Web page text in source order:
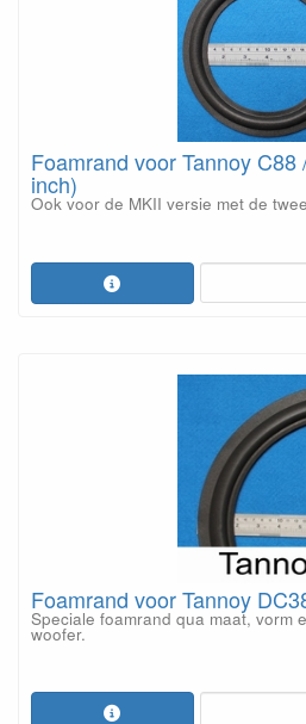
Foamrand voor Tannoy
inch)
Ook voor de MKII versie met de
Foamrand voor Tannoy
Speciale foamrand qua maat, vorm
woofer.